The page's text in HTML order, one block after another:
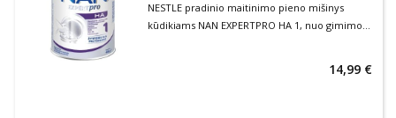
NESTLE pradinio maitinimo pieno mišinys
kūdikiams NAN EXPERTPRO HA 1, nuo gimimo,
14,99 €